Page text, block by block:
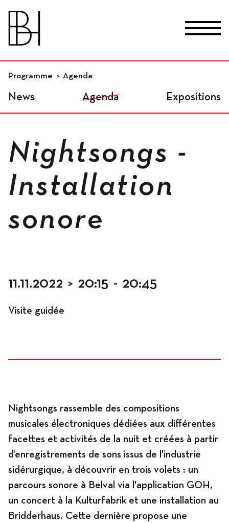
Lieux
Ateliers indépendants
Espaces
Occupation
Ateliers
Programme
Programme Agenda
News Agenda Expositions
Nightsongs -
Installation
sonore
11.11.2022 > 20:15 - 20:45
Visite guidée
Nightsongs rassemble des compositions
musicales électroniques dédiées aux différentes
facettes et activités de la nuit et créées à partir
d’enregistrements de sons issus de l'industrie
sidérurgique, à découvrir en trois volets : un
parcours sonore à Belval via l'application GOH,
un concert à la Kulturfabrik et une installation au
Bridderhaus. Cette dernière propose une